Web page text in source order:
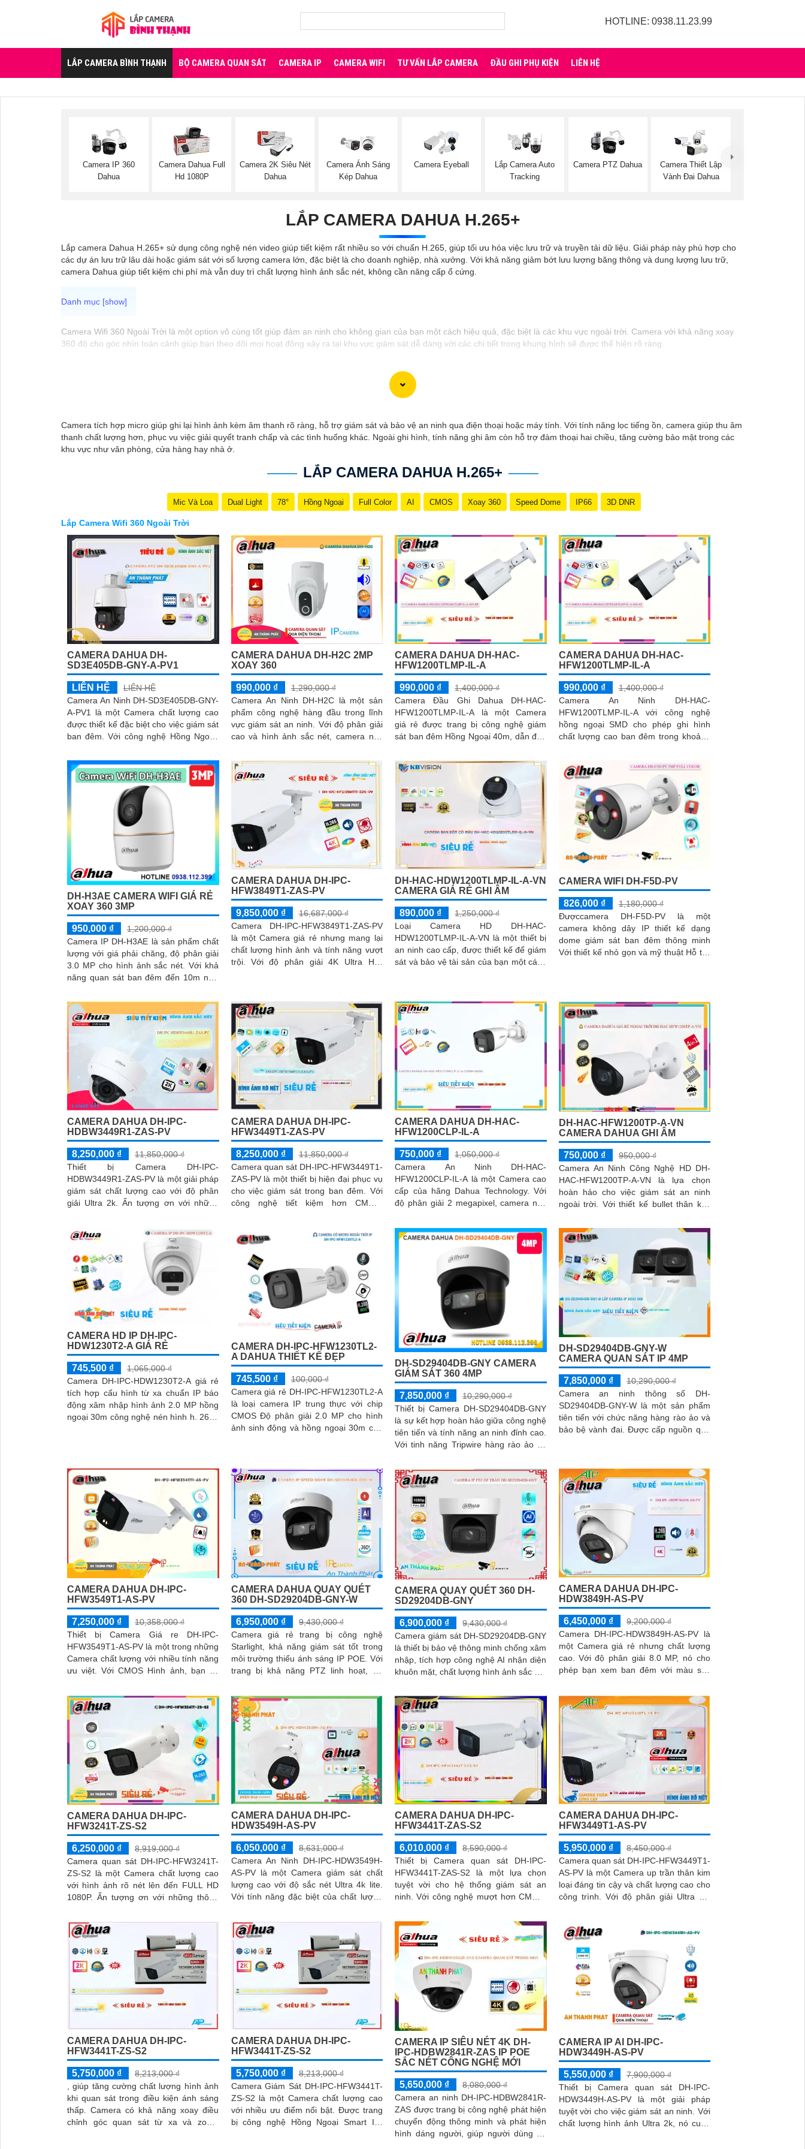
HOTLINE: 0938.11.23.99
LẮP CAMERA BÌNH THẠNH BỘ CAMERA QUAN SÁT CAMERA IP CAMERA WIFI TƯ VẤN LẮP CAMERA ĐẦU GHI PHỤ KIỆN LIÊN HỆ
Camera IP 360
Dahua
Camera Dahua Full
Hd 1080P
Camera 2K Siêu Nét
Dahua
Camera Ánh Sáng
Kép Dahua
Camera Eyeball
Lắp Camera Auto
Tracking
Camera PTZ Dahua
Camera Thiết Lập
Vành Đai Dahua
LẮP CAMERA DAHUA H.265+
Lắp camera Dahua H.265+ sử dụng công nghệ nén video giúp tiết kiệm rất nhiều so với chuẩn H.265, giúp tối ưu hóa việc lưu trữ và truyền tải dữ liệu. Giải pháp này phù hợp cho
các dự án lưu trữ lâu dài hoặc giám sát với số lượng camera lớn, đặc biệt là cho doanh nghiệp, nhà xưởng. Với khả năng giảm bớt lưu lượng băng thông và dung lượng lưu trữ,
camera Dahua giúp tiết kiệm chi phí mà vẫn duy trì chất lượng hình ảnh sắc nét, không cần nâng cấp ổ cứng.
Camera Wifi 360 Ngoài Trời là một option vô cùng tốt giúp đảm an ninh cho không gian của bạn một cách hiệu quả, đặc biệt là các khu vực ngoài trời. Camera với khả năng xoay
360 độ cho góc nhìn toàn cảnh giúp bạn theo dõi mọi hoạt động xảy ra tại khu vực giám sát dễ dàng với các chi tiết trong khung hình sẽ được thể hiện rõ ràng.
Camera tích hợp micro giúp ghi lại hình ảnh kèm âm thanh rõ ràng, hỗ trợ giám sát và bảo vệ an ninh qua điện thoại hoặc máy tính. Với tính năng lọc tiếng ồn, camera giúp thu âm
thanh chất lượng hơn, phục vụ việc giải quyết tranh chấp và các tình huống khác. Ngoài ghi hình, tính năng ghi âm còn hỗ trợ đàm thoại hai chiều, tăng cường bảo mật trong các
khu vực như văn phòng, cửa hàng hay nhà ở.
LẮP CAMERA DAHUA H.265+
Mic Và Loa Dual Light 78° Hồng Ngoại Full Color AI CMOS Xoay 360 Speed Dome IP66 3D DNR
Lắp Camera Wifi 360 Ngoài Trời
CAMERA DAHUA DH-
SD3E405DB-GNY-A-PV1
LIÊN HỆ
LIÊN HỆ
Camera An Ninh DH-SD3E405DB-GNY-
A-PV1 là một Camera chất lượng cao
được thiết kế đặc biệt cho việc giám sát
ban đêm. Với công nghệ Hồng Ngoại,
khoảng cách 50m trong điều kiện ánh
sáng yếu
CAMERA DAHUA DH-H2C 2MP
XOAY 360
990,000 ₫
1,290,000 ₫
Camera An Ninh DH-H2C là một sản
phẩm công nghệ hàng đầu trong lĩnh
vực giám sát an ninh. Với độ phân giải
cao và hình ảnh sắc nét, camera này
mọi diễn biến trong khu vực được bảo
vệ
CAMERA DAHUA DH-HAC-
HFW1200TLMP-IL-A
990,000 ₫
1,400,000 ₫
Camera Đầu Ghi Dahua DH-HAC-
HFW1200TLMP-IL-A là một Camera
giá rẻ được trang bị công nghệ giám
sát ban đêm Hồng Ngoại 40m, dẫn đến
kiện ánh sáng yếu. Độ phân giải FULL
HD 1080P cho hình ảnh sắc nét
CAMERA DAHUA DH-HAC-
HFW1200TLMP-IL-A
990,000 ₫
1,400,000 ₫
Camera An Ninh DH-HAC-
HFW1200TLMP-IL-A với công nghệ
hồng ngoại SMD cho phép ghi hình
chất lượng cao ban đêm trong khoảng
bỉ và ổn định trong mọi điều kiện thời
DH-H3AE CAMERA WIFI GIÁ RẺ
XOAY 360 3MP
950,000 ₫
1,200,000 ₫
Camera IP DH-H3AE là sản phẩm chất
lượng với giá phải chăng, độ phân giải
3.0 MP cho hình ảnh sắc nét. Với khả
năng quan sát ban đêm đến 10m nhờ
CAMERA DAHUA DH-IPC-
HFW3849T1-ZAS-PV
9,850,000 ₫
16,687,000 ₫
Camera DH-IPC-HFW3849T1-ZAS-PV
là một Camera giá rẻ nhưng mang lại
chất lượng hình ảnh và tính năng vượt
trội. Với độ phân giải 4K Ultra HD,
DH-HAC-HDW1200TLMP-IL-A-VN
CAMERA GIÁ RẺ GHI ÂM
890,000 ₫
1,250,000 ₫
Loại Camera HD DH-HAC-
HDW1200TLMP-IL-A-VN là một thiết bị
an ninh cao cấp, được thiết kế để giám
sát và bảo vệ tài sản của bạn một cách
CAMERA WIFI DH-F5D-PV
826,000 ₫
1,180,000 ₫
Đượccamera DH-F5D-PV là một
camera không dây IP thiết kế dạng
dome giám sát ban đêm thông minh
Với thiết kế nhỏ gọn và mỹ thuật Hỗ trợ
trình
CAMERA DAHUA DH-IPC-
HDBW3449R1-ZAS-PV
8,250,000 ₫
11,850,000 ₫
Thiết bị Camera DH-IPC-
HDBW3449R1-ZAS-PV là một giải pháp
giám sát chất lượng cao với độ phân
giải Ultra 2k. Ấn tượng ơn với những
CAMERA DAHUA DH-IPC-
HFW3449T1-ZAS-PV
8,250,000 ₫
11,850,000 ₫
Camera quan sát DH-IPC-HFW3449T1-
ZAS-PV là một thiết bị hiện đại phục vụ
cho việc giám sát trong ban đêm. Với
công nghệ tiết kiệm hơn CMOS,
CAMERA DAHUA DH-HAC-
HFW1200CLP-IL-A
750,000 ₫
1,050,000 ₫
Camera An Ninh DH-HAC-
HFW1200CLP-IL-A là một Camera cao
cấp của hãng Dahua Technology. Với
độ phân giải 2 megapixel, camera này
DH-HAC-HFW1200TP-A-VN
CAMERA DAHUA GHI ÂM
750,000 ₫
950,000 ₫
Camera An Ninh Công Nghệ HD DH-
HAC-HFW1200TP-A-VN là lựa chọn
hoàn hảo cho việc giám sát an ninh
ngoài trời. Với thiết kế bullet thân kim
hình ảnh trung thực với độ phân giải 2
CAMERA HD IP DH-IPC-
HDW1230T2-A GIÁ RẺ
745,500 ₫
1,065,000 ₫
Camera DH-IPC-HDW1230T2-A giá rẻ
tích hợp cấu hình từ xa chuẩn IP báo
động xâm nhập hình ảnh 2.0 MP hồng
ngoại 30m công nghệ nén hình h. 265+
CAMERA DH-IPC-HFW1230TL2-
A DAHUA THIẾT KẾ ĐẸP
745,500 ₫
100,000 ₫
Camera giá rẻ DH-IPC-HFW1230TL2-A
là loại camera IP trung thực với chip
CMOS Độ phân giải 2.0 MP cho hình
ảnh sinh động và hồng ngoại 30m cho
DH-SD29404DB-GNY CAMERA
GIÁM SÁT 360 4MP
7,850,000 ₫
10,290,000 ₫
Thiết bị Camera DH-SD29404DB-GNY
là sự kết hợp hoàn hảo giữa công nghệ
tiên tiến và tính năng an ninh đỉnh cao.
Với tinh năng Tripwire hàng rào ảo và
DH-SD29404DB-GNY-W
CAMERA QUAN SÁT IP 4MP
7,850,000 ₫
10,290,000 ₫
Camera an ninh thông số DH-
SD29404DB-GNY-W là một sản phẩm
tiên tiến với chức năng hàng rào ảo và
bảo bệ vành đai. Được cấp nguồn qua
CAMERA DAHUA DH-IPC-
HFW3549T1-AS-PV
7,250,000 ₫
10,358,000 ₫
Thiết bị Camera Giá re DH-IPC-
HFW3549T1-AS-PV là một trong những
Camera chất lượng với nhiều tính năng
ưu việt. Với CMOS Hình ảnh, bạn có
đẹp với cự ly 30m, giống như ban ngày
CAMERA DAHUA QUAY QUÉT
360 DH-SD29204DB-GNY-W
6,950,000 ₫
9,430,000 ₫
Camera giá rẻ trang bị công nghệ
Starlight, khả năng giám sát tốt trong
môi trường thiếu ánh sáng IP POE. Với
trang bị khả năng PTZ linh hoạt, dễ
DH-SD29204DB-GNY-W
CAMERA QUAY QUÉT 360 DH-
SD29204DB-GNY
6,900,000 ₫
9,430,000 ₫
Camera giám sát DH-SD29204DB-GNY
là thiết bị bảo vệ thông minh chống xâm
nhập, tích hợp công nghệ AI nhận diện
khuôn mặt, chất lượng hình ảnh sắc nét
CAMERA DAHUA DH-IPC-
HDW3849H-AS-PV
6,450,000 ₫
9,200,000 ₫
Camera DH-IPC-HDW3849H-AS-PV là
một Camera giá rẻ nhưng chất lượng
cao. Với độ phân giải 8.0 MP, nó cho
phép bạn xem ban đêm với màu sắc
CAMERA DAHUA DH-IPC-
HFW3241T-ZS-S2
6,250,000 ₫
8,919,000 ₫
Camera quan sát DH-IPC-HFW3241T-
ZS-S2 là một Camera chất lượng cao
với hình ảnh rõ nét lên đến FULL HD
1080P. Ấn tượng ơn với những thông
hồng ngoại 60m giúp quan sát hiệu quả
dù trong điều kiện ánh sáng yếu
CAMERA DAHUA DH-IPC-
HDW3549H-AS-PV
6,050,000 ₫
8,631,000 ₫
Camera An Ninh DH-IPC-HDW3549H-
AS-PV là một Camera giám sát chất
lượng cao với độ sắc nét Ultra 4k lite.
Với tính năng đặc biệt của chất lượng
CAMERA DAHUA DH-IPC-
HFW3441T-ZAS-S2
6,010,000 ₫
8,590,000 ₫
Thiết bị Camera quan sát DH-IPC-
HFW3441T-ZAS-S2 là một lựa chọn
tuyệt vời cho hệ thống giám sát an
ninh. Với công nghệ mượt hơn CMOS,
thận những gì đang xảy ra trong khu
vực được giám sát
CAMERA DAHUA DH-IPC-
HFW3449T1-AS-PV
5,950,000 ₫
8,450,000 ₫
Camera quan sát DH-IPC-HFW3449T1-
AS-PV là một Camera up trần thân kim
loại đáng tin cậy và chất lượng cao cho
công trình. Với độ phân giải Ultra 2k,
CAMERA DAHUA DH-IPC-
HFW3441T-ZS-S2
5,750,000 ₫
8,213,000 ₫
, giúp tăng cường chất lượng hình ảnh
khi quan sát trong điều kiện ánh sáng
thấp. Camera có khả năng xoay điều
chỉnh góc quan sát từ xa và zoom
CAMERA DAHUA DH-IPC-
HFW3441T-ZS-S2
5,750,000 ₫
8,213,000 ₫
Camera Giám Sát DH-IPC-HFW3441T-
ZS-S2 là một Camera chất lượng cao
với nhiều ưu điểm nổi bật. Được trang
bị công nghệ Hồng Ngoại Smart IR,
CAMERA IP SIÊU NÉT 4K DH-
IPC-HDBW2841R-ZAS IP POE
SẮC NÉT CÔNG NGHỆ MỚI
5,650,000 ₫
8,080,000 ₫
Camera an ninh DH-IPC-HDBW2841R-
ZAS được trang bị công nghệ phát hiện
chuyển động thông minh và phát hiện
hình dáng người, giúp người dùng dễ
CAMERA IP AI DH-IPC-
HDW3449H-AS-PV
5,550,000 ₫
7,900,000 ₫
Thiết bị Camera quan sát DH-IPC-
HDW3449H-AS-PV là một giải pháp
tuyệt vời cho việc giám sát an ninh. Với
chất lượng hình ảnh Ultra 2k, nó cung